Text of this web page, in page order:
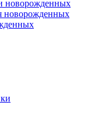
новорожденных
новорожденных